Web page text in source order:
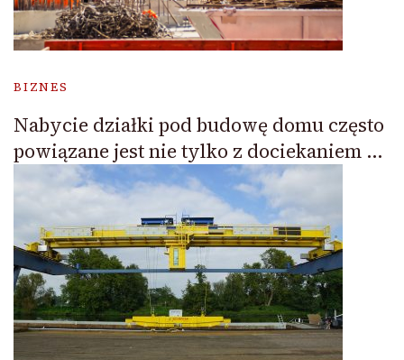
BIZNES
Nabycie działki pod budowę domu często
powiązane jest nie tylko z dociekaniem …